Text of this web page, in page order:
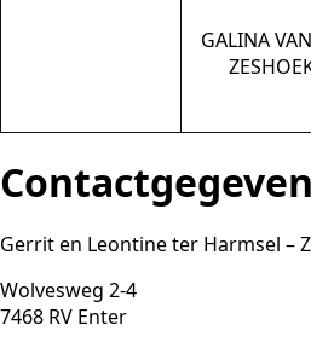
GALINA
Gerrit en Leontine ter Harmsel –
Wolvesweg 2-4
7468 RV Enter